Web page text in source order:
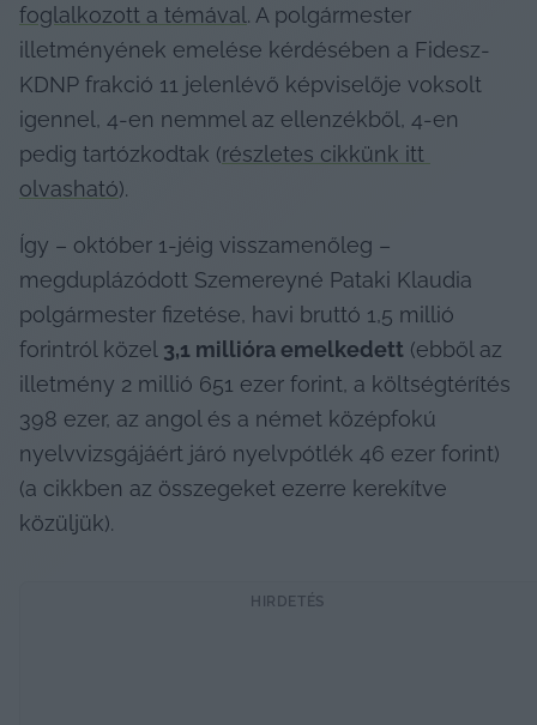
foglalkozott a témával. A polgármester
illetményének emelése kérdésében a Fidesz-
KDNP frakció 11 jelenlévő képviselője voksolt
igennel, 4-en nemmel az ellenzékből, 4-en
pedig tartózkodtak (részletes cikkünk itt
olvasható).
Így – október 1-jéig visszamenőleg –
megduplázódott Szemereyné Pataki Klaudia
polgármester fizetése, havi bruttó 1,5 millió
forintról közel 3,1 millióra emelkedett (ebből az
illetmény 2 millió 651 ezer forint, a költségtérítés
398 ezer, az angol és a német középfokú
nyelvvizsgájáért járó nyelvpótlék 46 ezer forint)
(a cikkben az összegeket ezerre kerekítve
közüljük).
HIRDETÉS